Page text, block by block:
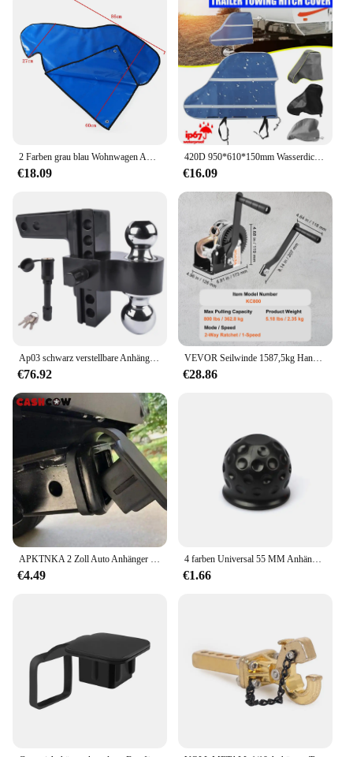
2 Farben grau blau Wohnwagen Anhänger kupplung PVC wasserdicht staub dicht Anhänger Anhänger kupplung Verriegelung abdeckung für Wohnmobil für Wohnwagen
€18.09
420D 950*610*150mm Wasserdichte Staubdicht Universal Caravan Trailer Abschleppen Hitch Kupplung Schloss Abdeckung Beschützer UV Beständig
€16.09
Ap03 schwarz verstellbare Anhänger kupplung für 2 "Empfänger, 6" Drop/Rise Aluminium Drop Hitch -12,500 lbs für schwere Lastwagen
€76.92
VEVOR Seilwinde 1587,5kg Handseilwinde 260x147x182mm Bootswinde 2-Wege-Ratsche/2-Gang Handwinde mit ca. 10m Kabel Gurtwinde mit ergonomischen Griff Handseilzug Winde für Fahrzeuge und Boote
€28.86
APKTNKA 2 Zoll Auto Anhänger Hitch Abdeckung Stecker Kappen Für Toyota RAV4 Tundra Tacoma Highlander FJ Land Cruiser 4Runner tacoma Tundra
€4.49
4 farben Universal 55 MM Anhängerkupplung Ball Abdeckkappe Anhänger Ball Abdeckung Anhängerkupplung Kappe Anhängerkupplung Anhängerkupplung Schützen auto Zubehör
€1.66